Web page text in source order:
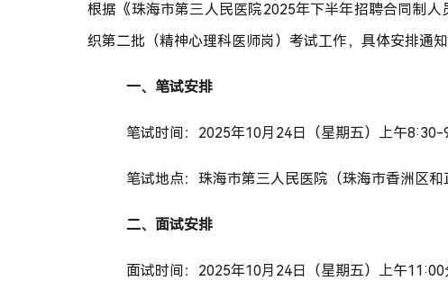
根据《珠海市第三人民医院2025年下半年招聘合同制人
织第二批（精神心理科医师岗）考试工作，具体安排通
一、 笔试安排
笔试时间： 2025年10月24日（星期五）上午8:30-
笔试地点： 珠海市第三人民医院（珠海市香洲区和
二、 面试安排
面试时间： 2025年10月24日（星期五） 上午11:00